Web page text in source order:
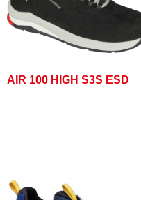
AIR 100 HIGH S3S ESD